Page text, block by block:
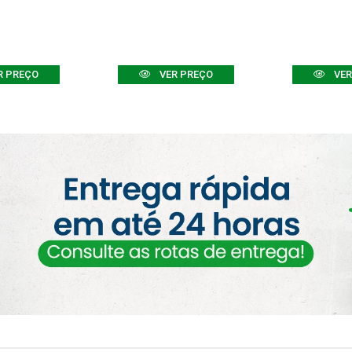
PREÇO VER PREÇO